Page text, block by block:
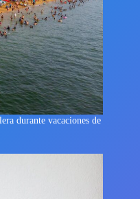
durante vacaciones de